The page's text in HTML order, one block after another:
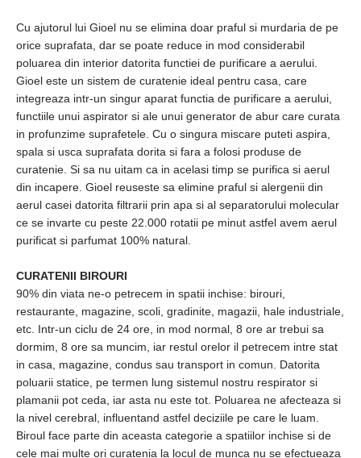
Cu ajutorul lui Gioel nu se elimina doar praful si murdaria de pe
orice suprafata, dar se poate reduce in mod considerabil
poluarea din interior datorita functiei de purificare a aerului.
Gioel este un sistem de curatenie ideal pentru casa, care
integreaza intr-un singur aparat functia de purificare a aerului,
functiile unui aspirator si ale unui generator de abur care curata
in profunzime suprafetele. Cu o singura miscare puteti aspira,
spala si usca suprafata dorita si fara a folosi produse de
curatenie. Si sa nu uitam ca in acelasi timp se purifica si aerul
din incapere. Gioel reuseste sa elimine praful si alergenii din
aerul casei datorita filtrarii prin apa si al separatorului molecular
ce se invarte cu peste 22.000 rotatii pe minut astfel avem aerul
purificat si parfumat 100% natural.
CURATENII BIROURI
90% din viata ne-o petrecem in spatii inchise: birouri,
restaurante, magazine, scoli, gradinite, magazii, hale industriale,
etc. Intr-un ciclu de 24 ore, in mod normal, 8 ore ar trebui sa
dormim, 8 ore sa muncim, iar restul orelor il petrecem intre stat
in casa, magazine, condus sau transport in comun. Datorita
poluarii statice, pe termen lung sistemul nostru respirator si
plamanii pot ceda, iar asta nu este tot. Poluarea ne afecteaza si
la nivel cerebral, influentand astfel deciziile pe care le luam.
Biroul face parte din aceasta categorie a spatiilor inchise si de
cele mai multe ori curatenia la locul de munca nu se efectueaza